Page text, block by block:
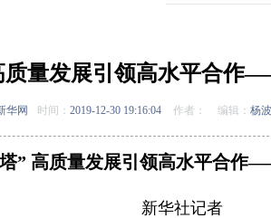
质量发展引领高水平合作
华网 时间： 2019-12-30 19:16:04 作者： 编辑： 杨波
” 高质量发展引领高水平合作
新华社记者